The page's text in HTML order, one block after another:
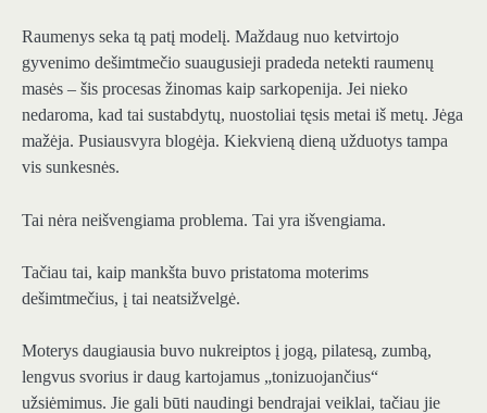
Raumenys seka tą patį modelį. Maždaug nuo ketvirtojo
gyvenimo dešimtmečio suaugusieji pradeda netekti raumenų
masės – šis procesas žinomas kaip sarkopenija. Jei nieko
nedaroma, kad tai sustabdytų, nuostoliai tęsis metai iš metų. Jėga
mažėja. Pusiausvyra blogėja. Kiekvieną dieną užduotys tampa
vis sunkesnės.
Tai nėra neišvengiama problema. Tai yra išvengiama.
Tačiau tai, kaip mankšta buvo pristatoma moterims
dešimtmečius, į tai neatsižvelgė.
Moterys daugiausia buvo nukreiptos į jogą, pilatesą, zumbą,
lengvus svorius ir daug kartojamus „tonizuojančius“
užsiėmimus. Jie gali būti naudingi bendrajai veiklai, tačiau jie